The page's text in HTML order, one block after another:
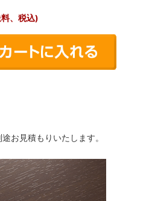
、税込)
お見積もりいたします。